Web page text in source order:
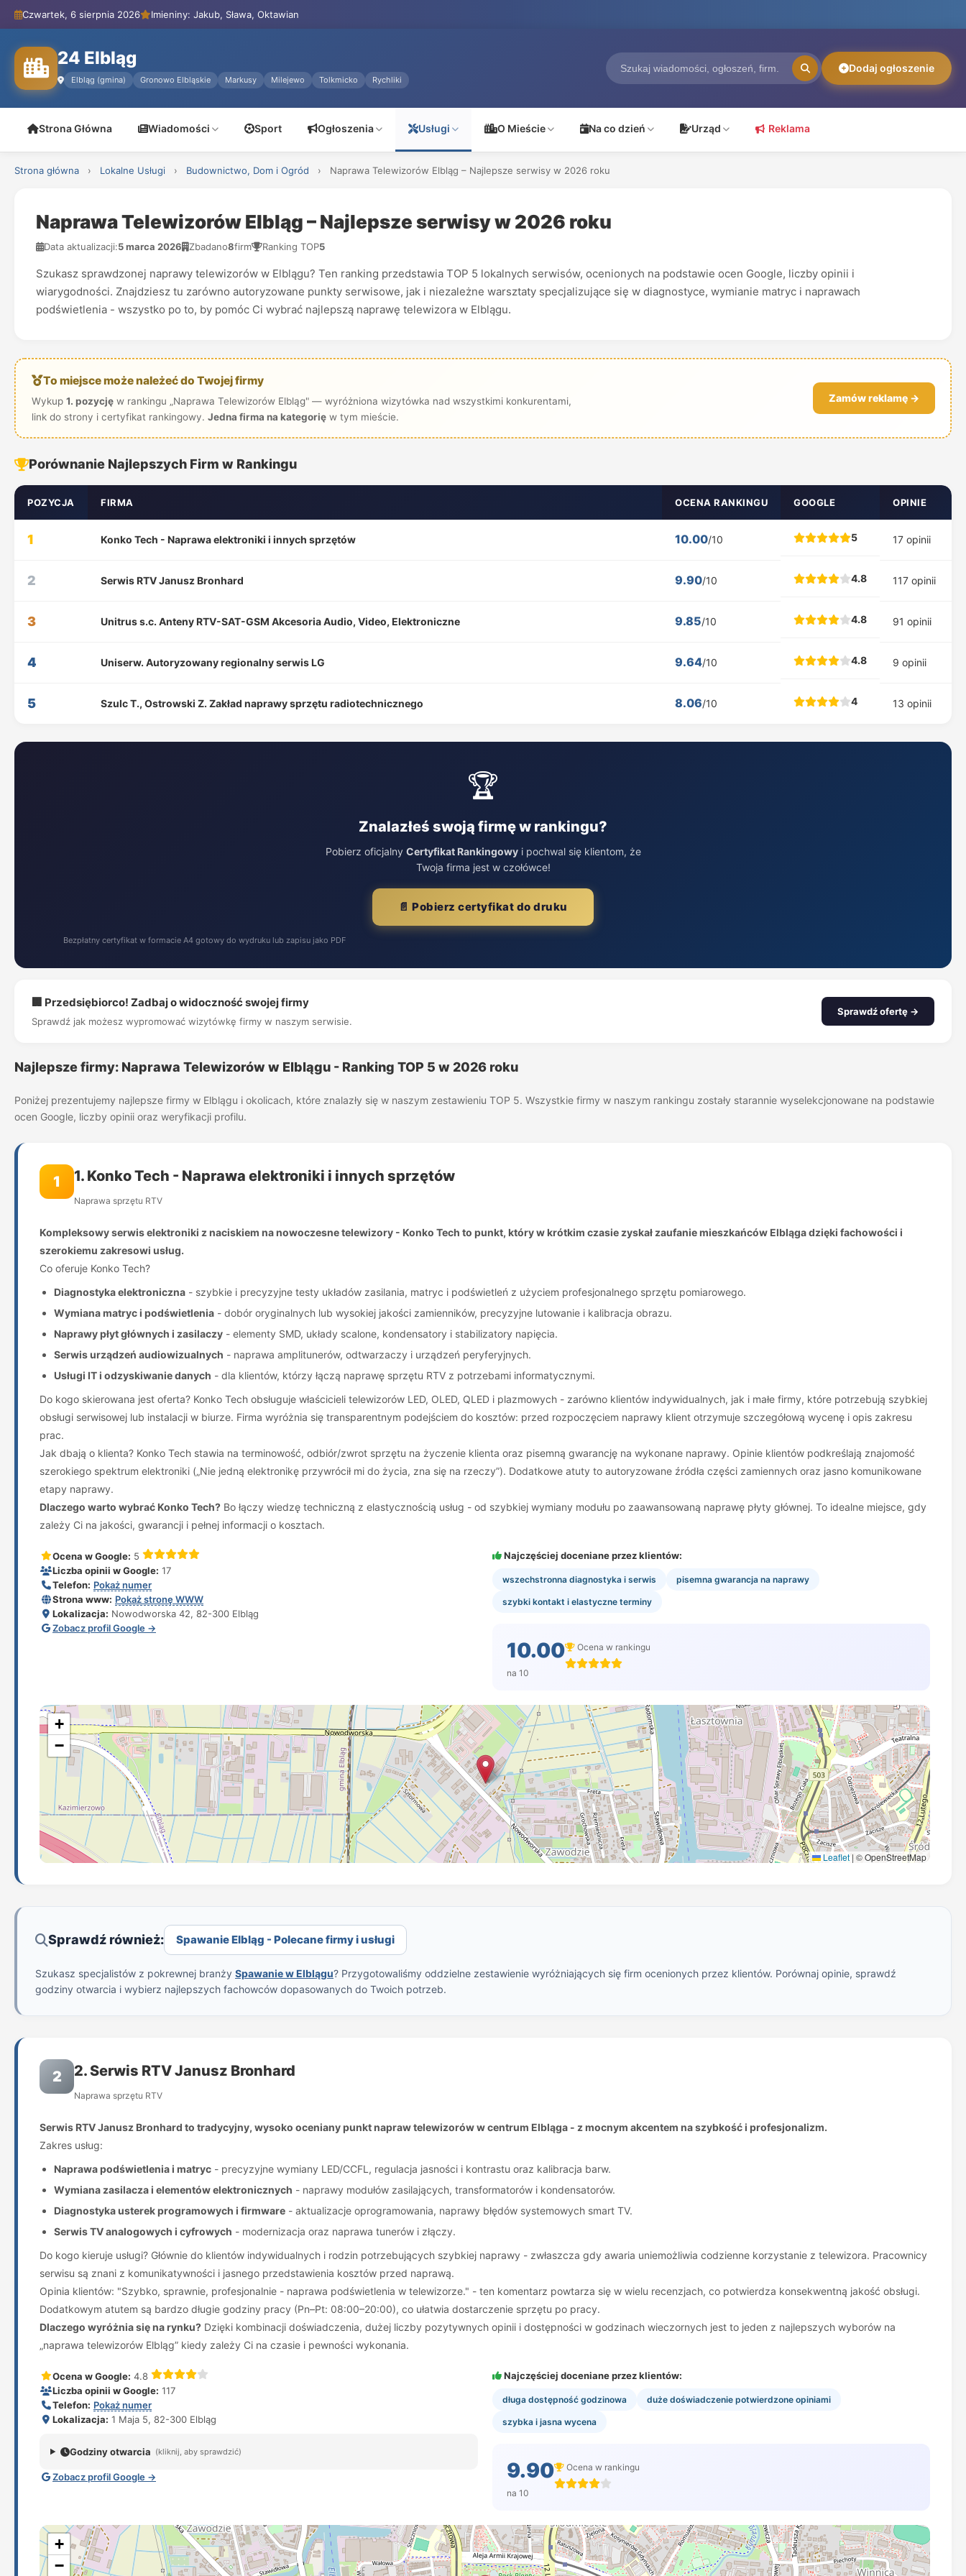
Czwartek, 6 sierpnia 2026 Imieniny: Jakub, Sława, Oktawian
24 Elbląg
Elbląg (gmina) Gronowo Elbląskie Markusy Milejewo Tolkmicko Rychliki
Dodaj ogłoszenie
Strona Główna Wiadomości Sport Ogłoszenia Usługi O Mieście Na co dzień Urząd Reklama
Strona główna › Lokalne Usługi › Budownictwo, Dom i Ogród › Naprawa Telewizorów Elbląg – Najlepsze serwisy w 2026 roku
Naprawa Telewizorów Elbląg – Najlepsze serwisy w 2026 roku
Data aktualizacji:5 marca 2026 Zbadano8firm Ranking TOP5
Szukasz sprawdzonej naprawy telewizorów w Elblągu? Ten ranking przedstawia TOP 5 lokalnych serwisów, ocenionych na podstawie ocen Google, liczby opinii i
wiarygodności. Znajdziesz tu zarówno autoryzowane punkty serwisowe, jak i niezależne warsztaty specjalizujące się w diagnostyce, wymianie matryc i naprawach
podświetlenia - wszystko po to, by pomóc Ci wybrać najlepszą naprawę telewizora w Elblągu.
To miejsce może należeć do Twojej firmy
Wykup 1. pozycjęw rankingu „Naprawa Telewizorów Elbląg" — wyróżniona wizytówka nad wszystkimi konkurentami,
link do strony i certyfikat rankingowy. Jedna firma na kategorięw tym mieście.
Zamów reklamę →
Porównanie Najlepszych Firm w Rankingu
POZYCJA FIRMA OCENA RANKINGU GOOGLE OPINIE
1 Konko Tech - Naprawa elektroniki i innych sprzętów 10.00/10 5 17 opinii
2 Serwis RTV Janusz Bronhard 9.90/10 4.8 117 opinii
3 Unitrus s.c. Anteny RTV-SAT-GSM Akcesoria Audio, Video, Elektroniczne 9.85/10 4.8 91 opinii
4 Uniserw. Autoryzowany regionalny serwis LG 9.64/10 4.8 9 opinii
5 Szulc T., Ostrowski Z. Zakład naprawy sprzętu radiotechnicznego 8.06/10 4 13 opinii
🏆
Znalazłeś swoją firmę w rankingu?
Pobierz oficjalny Certyfikat Rankingowyi pochwal się klientom, że
Twoja firma jest w czołówce!
📄 Pobierz certyfikat do druku
Bezpłatny certyfikat w formacie A4 gotowy do wydruku lub zapisu jako PDF
🏢 Przedsiębiorco! Zadbaj o widoczność swojej firmy
Sprawdź jak możesz wypromować wizytówkę firmy w naszym serwisie.
Sprawdź ofertę →
Najlepsze firmy: Naprawa Telewizorów w Elblągu - Ranking TOP 5 w 2026 roku
Poniżej prezentujemy najlepsze firmy w Elblągu i okolicach, które znalazły się w naszym zestawieniu TOP 5. Wszystkie firmy w naszym rankingu zostały starannie wyselekcjonowane na podstawie
ocen Google, liczby opinii oraz weryfikacji profilu.
1 1. Konko Tech - Naprawa elektroniki i innych sprzętów
Naprawa sprzętu RTV
Kompleksowy serwis elektroniki z naciskiem na nowoczesne telewizory - Konko Tech to punkt, który w krótkim czasie zyskał zaufanie mieszkańców Elbląga dzięki fachowości i
szerokiemu zakresowi usług.
Co oferuje Konko Tech?
Diagnostyka elektroniczna - szybkie i precyzyjne testy układów zasilania, matryc i podświetleń z użyciem profesjonalnego sprzętu pomiarowego.
Wymiana matryc i podświetlenia - dobór oryginalnych lub wysokiej jakości zamienników, precyzyjne lutowanie i kalibracja obrazu.
Naprawy płyt głównych i zasilaczy - elementy SMD, układy scalone, kondensatory i stabilizatory napięcia.
Serwis urządzeń audiowizualnych - naprawa amplitunerów, odtwarzaczy i urządzeń peryferyjnych.
Usługi IT i odzyskiwanie danych - dla klientów, którzy łączą naprawę sprzętu RTV z potrzebami informatycznymi.
Do kogo skierowana jest oferta? Konko Tech obsługuje właścicieli telewizorów LED, OLED, QLED i plazmowych - zarówno klientów indywidualnych, jak i małe firmy, które potrzebują szybkiej
obsługi serwisowej lub instalacji w biurze. Firma wyróżnia się transparentnym podejściem do kosztów: przed rozpoczęciem naprawy klient otrzymuje szczegółową wycenę i opis zakresu
prac.
Jak dbają o klienta? Konko Tech stawia na terminowość, odbiór/zwrot sprzętu na życzenie klienta oraz pisemną gwarancję na wykonane naprawy. Opinie klientów podkreślają znajomość
szerokiego spektrum elektroniki („Nie jedną elektronikę przywrócił mi do życia, zna się na rzeczy”). Dodatkowe atuty to autoryzowane źródła części zamiennych oraz jasno komunikowane
etapy naprawy.
Dlaczego warto wybrać Konko Tech? Bo łączy wiedzę techniczną z elastycznością usług - od szybkiej wymiany modułu po zaawansowaną naprawę płyty głównej. To idealne miejsce, gdy
zależy Ci na jakości, gwarancji i pełnej informacji o kosztach.
Ocena w Google: 5
Liczba opinii w Google: 17
Telefon: Pokaż numer
Strona www: Pokaż stronę WWW
Lokalizacja: Nowodworska 42, 82-300 Elbląg
Zobacz profil Google →
Najczęściej doceniane przez klientów:
wszechstronna diagnostyka i serwis pisemna gwarancja na naprawy
szybki kontakt i elastyczne terminy
10.00
na 10
Ocena w rankingu
+
−
Leaflet | © OpenStreetMap
Sprawdź również: Spawanie Elbląg - Polecane firmy i usługi
Szukasz specjalistów z pokrewnej branży Spawanie w Elblągu? Przygotowaliśmy oddzielne zestawienie wyróżniających się firm ocenionych przez klientów. Porównaj opinie, sprawdź
godziny otwarcia i wybierz najlepszych fachowców dopasowanych do Twoich potrzeb.
2 2. Serwis RTV Janusz Bronhard
Naprawa sprzętu RTV
Serwis RTV Janusz Bronhard to tradycyjny, wysoko oceniany punkt napraw telewizorów w centrum Elbląga - z mocnym akcentem na szybkość i profesjonalizm.
Zakres usług:
Naprawa podświetlenia i matryc - precyzyjne wymiany LED/CCFL, regulacja jasności i kontrastu oraz kalibracja barw.
Wymiana zasilacza i elementów elektronicznych - naprawy modułów zasilających, transformatorów i kondensatorów.
Diagnostyka usterek programowych i firmware - aktualizacje oprogramowania, naprawy błędów systemowych smart TV.
Serwis TV analogowych i cyfrowych - modernizacja oraz naprawa tunerów i złączy.
Do kogo kieruje usługi? Głównie do klientów indywidualnych i rodzin potrzebujących szybkiej naprawy - zwłaszcza gdy awaria uniemożliwia codzienne korzystanie z telewizora. Pracownicy
serwisu są znani z komunikatywności i jasnego przedstawienia kosztów przed naprawą.
Opinia klientów: "Szybko, sprawnie, profesjonalnie - naprawa podświetlenia w telewizorze." - ten komentarz powtarza się w wielu recenzjach, co potwierdza konsekwentną jakość obsługi.
Dodatkowym atutem są bardzo długie godziny pracy (Pn–Pt: 08:00–20:00), co ułatwia dostarczenie sprzętu po pracy.
Dlaczego wyróżnia się na rynku? Dzięki kombinacji doświadczenia, dużej liczby pozytywnych opinii i dostępności w godzinach wieczornych jest to jeden z najlepszych wyborów na
„naprawa telewizorów Elbląg” kiedy zależy Ci na czasie i pewności wykonania.
Ocena w Google: 4.8
Liczba opinii w Google: 117
Telefon: Pokaż numer
Lokalizacja: 1 Maja 5, 82-300 Elbląg
Godziny otwarcia (kliknij, aby sprawdzić)
Zobacz profil Google →
Najczęściej doceniane przez klientów:
długa dostępność godzinowa duże doświadczenie potwierdzone opiniami
szybka i jasna wycena
9.90
na 10
Ocena w rankingu
+
−